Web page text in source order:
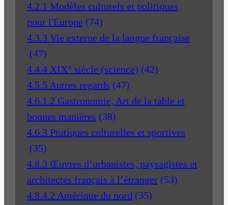
4.2.1 Modèles culturels et politiques
pour l'Europe (74)
4.3.3 Vie externe de la langue française
(47)
4.4.4 XIX° siècle (science) (42)
4.5.5 Autres regards (47)
4.6.1.2 Gastronomie, Art de la table et
bonnes manières (38)
4.6.3 Pratiques culturelles et sportives
(35)
4.8.3 Œuvres d’urbanistes, paysagistes et
architectes français à l’étranger (53)
4.8.4.2 Amérique du nord (35)